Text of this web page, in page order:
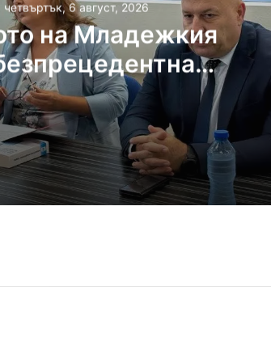
четвъртък, 6 август, 2026
на Младежкия
от „ловци на
2026
Убийството на Младежкия хълм: безпрецедентна жестокост от „ловци на педофили“
2026